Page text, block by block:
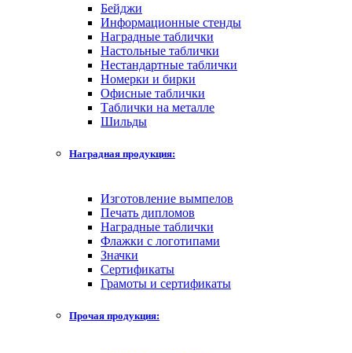
Бейджи
Информационные стенды
Наградные таблички
Настольные таблички
Нестандартные таблички
Номерки и бирки
Офисные таблички
Таблички на металле
Шильды
Наградная продукция:
Изготовление вымпелов
Печать дипломов
Наградные таблички
Флажки с логотипами
Значки
Сертификаты
Грамоты и сертификаты
Прочая продукция: